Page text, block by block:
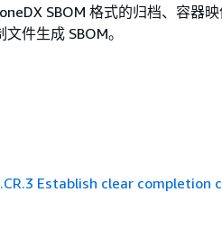
SBOM 格式的归档、容器
件生成 SBOM。
Establish clear